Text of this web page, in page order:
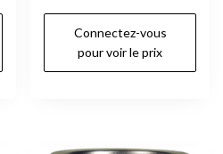
Connectez-vous
pour voir le prix